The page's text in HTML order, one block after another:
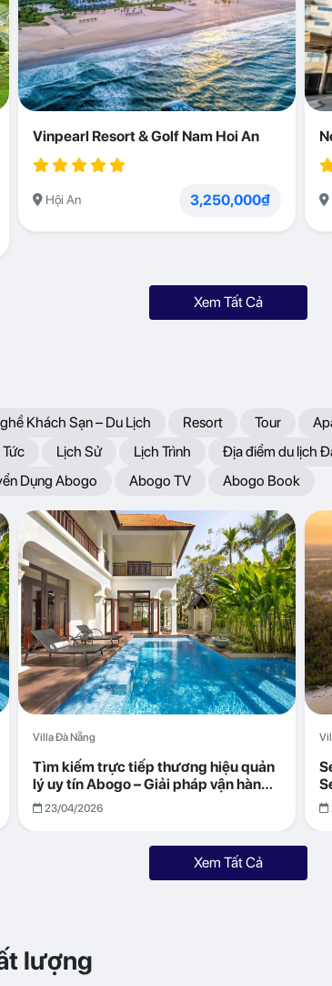
Vinpearl Resort & Golf Nam Hoi An
Hội An 3,250,000₫
Xem Tất Cả
Khách Sạn – Du Lịch Resort Tour
Tức Lịch Sử Lịch Trình Địa điểm du lịch
Dụng Abogo Abogo TV Abogo Book
Villa Đà Nẵng
Tìm kiếm trực tiếp thương hiệu quản
lý uy tín Abogo – Giải pháp vận hành
villa hiệu quả, minh bạch
23/04/2026
Xem Tất Cả
lượng